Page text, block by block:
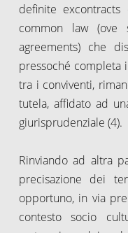
definite
common law (ove
agreements) che
pressoché
tra i conviventi,
tutela, affidato ad
giurisprudenziale (4).
Rinviando ad altra
precisazione dei
opportuno, in via
contesto socio